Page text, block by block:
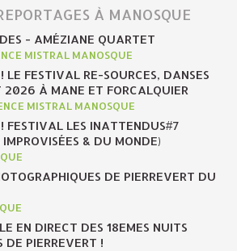
À MANOSQUE
- AMÉZIANE QUARTET
MISTRAL MANOSQUE
LE FESTIVAL RE-SOURCES, DANSES
À MANE ET FORCALQUIER
MISTRAL MANOSQUE
FESTIVAL LES INATTENDUS#7
& DU MONDE)
DE PIERREVERT DU
EN DIRECT DES 18EMES NUITS
DE PIERREVERT !